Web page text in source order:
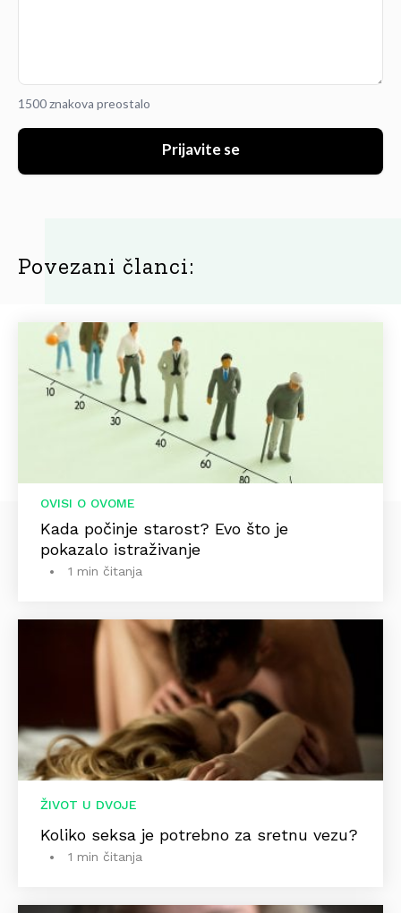
1500 znakova preostalo
Prijavite se
Povezani članci:
OVISI O OVOME
Kada počinje starost? Evo što je
pokazalo istraživanje
1 min čitanja
ŽIVOT U DVOJE
Koliko seksa je potrebno za sretnu vezu?
1 min čitanja